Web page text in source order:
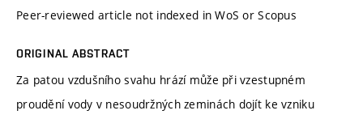
Peer-reviewed article not indexed in WoS or Scopus
ORIGINAL ABSTRACT
Za patou vzdušního svahu hrází může při vzestupném
proudění vody v nesoudržných zeminách dojít ke vzniku